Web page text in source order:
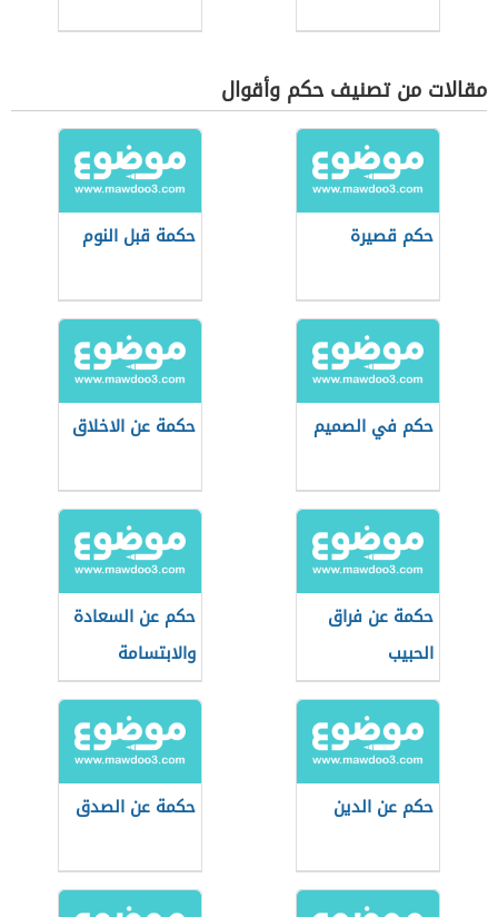
مقالات من تصنيف حكم وأقوال
حكم قصيرة حكمة قبل النوم
حكم في الصميم حكمة عن الاخلاق
حكمة عن فراق
الحبيب
حكم عن السعادة
والابتسامة
حكم عن الدين حكمة عن الصدق